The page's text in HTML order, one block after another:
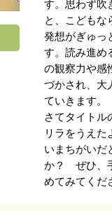
す。思わず吹
と、こどもな
発想がぎゅっ
す。読み進め
の観察力や感
づかされ、大
ていきます。
さてタイトル
リラをうえた
いまちがいだ
か？ ぜひ、
めてみてくだ